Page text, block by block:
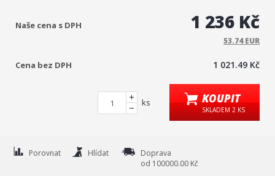
Naše cena s DPH 1 236 Kč
53.74 EUR
Cena bez DPH 1 021.49 Kč
ks KOUPIT
SKLADEM 2 KS
Porovnat Hlídat
Doprava
od 100000.00 Kč